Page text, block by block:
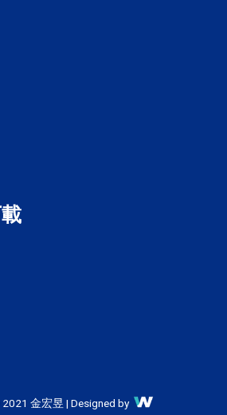
金宏昱 | Designed by